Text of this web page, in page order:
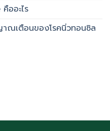
ออะไร
ณเตือนของโรคนิ่วทอนซิล